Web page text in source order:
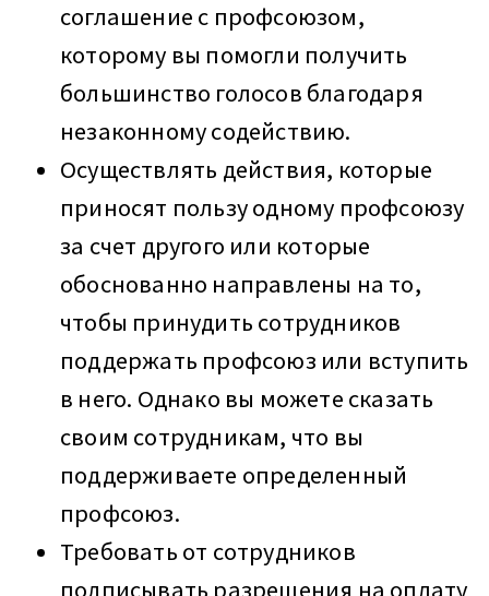
соглашение с профсоюзом,
которому вы помогли получить
большинство голосов благодаря
незаконному содействию.
Осуществлять действия, которые
приносят пользу одному профсоюзу
за счет другого или которые
обоснованно направлены на то,
чтобы принудить сотрудников
поддержать профсоюз или вступить
в него. Однако вы можете сказать
своим сотрудникам, что вы
поддерживаете определенный
профсоюз.
Требовать от сотрудников
подписывать разрешения на оплату